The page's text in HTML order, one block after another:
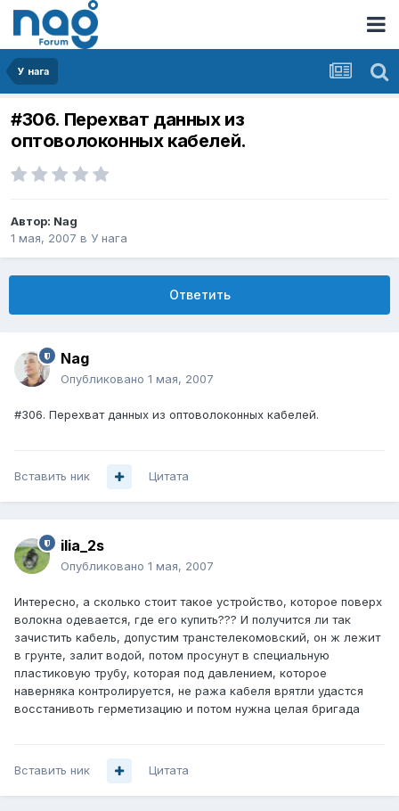
У нага
#306. Перехват данных из
оптоволоконных кабелей.
Автор: Nag
1 мая, 2007 в У нага
Ответить
Nag
Опубликовано 1 мая, 2007
#306. Перехват данных из оптоволоконных кабелей.
Вставить ник Цитата
ilia_2s
Опубликовано 1 мая, 2007
Интересно, а сколько стоит такое устройство, которое поверх
волокна одевается, где его купить??? И получится ли так
зачистить кабель, допустим транстелекомовский, он ж лежит
в грунте, залит водой, потом просунут в специальную
пластиковую трубу, которая под давлением, которое
наверняка контролируется, не ража кабеля врятли удастся
восстанивоть герметизацию и потом нужна целая бригада
Вставить ник Цитата